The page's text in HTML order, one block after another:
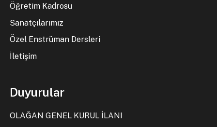
Öğretim Kadrosu
Sanatçılarımız
Özel Enstrüman Dersleri
İletişim
Duyurular
OLAĞAN GENEL KURUL İLANI